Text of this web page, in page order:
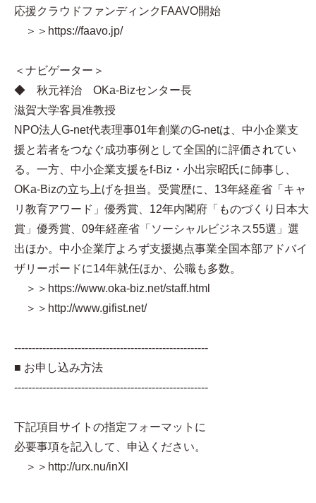
応援クラウドファンディンクFAAVO開始
＞＞https://faavo.jp/
＜ナビゲーター＞
◆ 秋元祥治 OKa-Bizセンター長
滋賀大学客員准教授
NPO法人G-net代表理事01年創業のG-netは、中小企業支
援と若者をつなぐ成功事例として全国的に評価されてい
る。一方、中小企業支援をf-Biz・小出宗昭氏に師事し、
OKa-Bizの立ち上げを担当。受賞歴に、13年経産省「キャ
リ教育アワード」優秀賞、12年内閣府「ものづくり日本大
賞」優秀賞、09年経産省「ソーシャルビジネス55選」選
出ほか。中小企業庁よろず支援拠点事業全国本部アドバイ
ザリーボードに14年就任ほか、公職も多数。
＞＞https://www.oka-biz.net/staff.html
＞＞http://www.gifist.net/
-------------------------------------------------------
■ お申し込み方法
-------------------------------------------------------
下記項目サイトの指定フォーマットに
必要事項を記入して、申込ください。
＞＞http://urx.nu/inXl